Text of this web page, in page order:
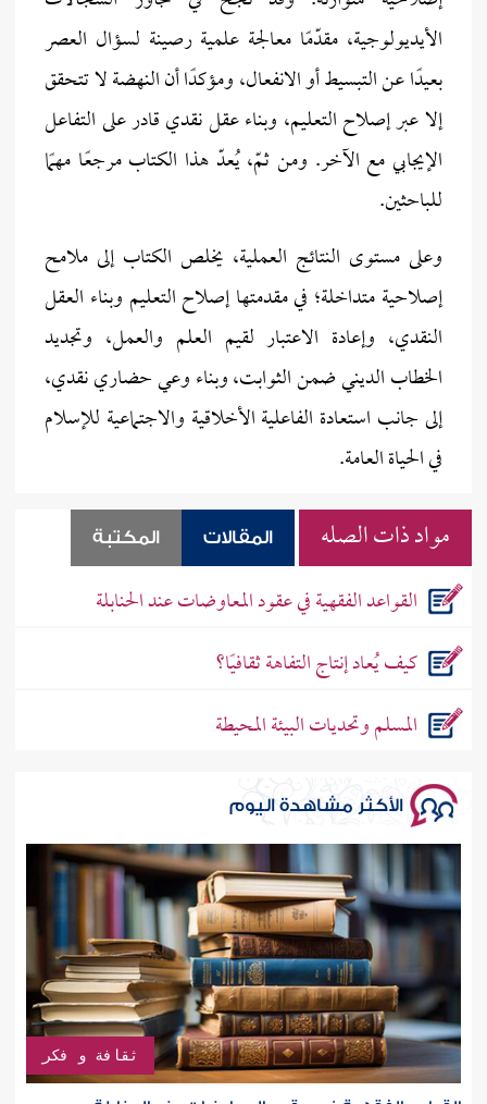
الأيديولوجية، مقدّمًا معالجة علمية رصينة لسؤال العصر
بعيدًا عن التبسيط أو الانفعال، ومؤكدًا أن النهضة لا تتحقق
إلا عبر إصلاح التعليم، وبناء عقل نقدي قادر على التفاعل
الإيجابي مع الآخر. ومن ثمّ، يُعدّ هذا الكتاب مرجعًا مهمًا
للباحثين.
وعلى مستوى النتائج العملية، يخلص الكتاب إلى ملامح
إصلاحية متداخلة؛ في مقدمتها إصلاح التعليم وبناء العقل
النقدي، وإعادة الاعتبار لقيم العلم والعمل، وتجديد
الخطاب الديني ضمن الثوابت، وبناء وعي حضاري نقدي،
إلى جانب استعادة الفاعلية الأخلاقية والاجتماعية للإسلام
في الحياة العامة.
مواد ذات الصله المقالات المكتبة
القواعد الفقهية في عقود المعاوضات عند الحنابلة
كيف يُعاد إنتاج التفاهة ثقافيًا؟
المسلم وتحديات البيئة المحيطة
الأكثر مشاهدة اليوم
ثقافة و فكر